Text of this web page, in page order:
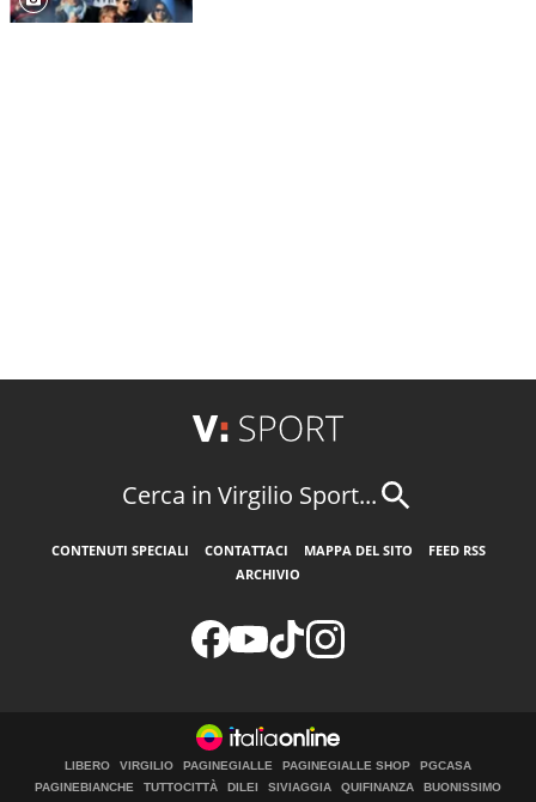
Cerca in Virgilio Sport...
CONTENUTI SPECIALI CONTATTACI MAPPA DEL SITO
FEED RSS
ARCHIVIO
LIBERO VIRGILIO PAGINEGIALLE PAGINEGIALLE SHOP
PGCASA
PAGINEBIANCHE
TUTTOCITTÀ DILEI SIVIAGGIA QUIFINANZA
BUONISSIMO